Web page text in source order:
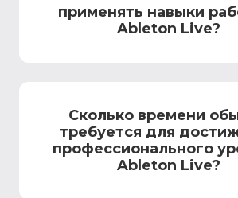
применять навыки
Ableton Live?
Сколько времени
требуется для
профессионального
Ableton Live?